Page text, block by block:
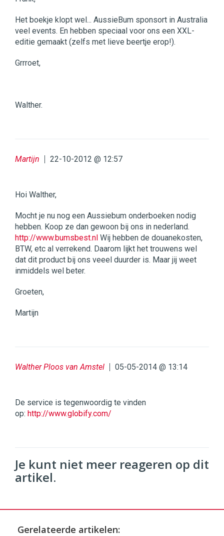
Het boekje klopt wel... AussieBum sponsort in Australia
veel events. En hebben speciaal voor ons een XXL-
editie gemaakt (zelfs met lieve beertje erop!).
Grrroet,
Walther.
Martijn 22-10-2012 @ 12:57
Hoi Walther,
Mocht je nu nog een Aussiebum onderboeken nodig
hebben. Koop ze dan gewoon bij ons in nederland.
http://www.bumsbest.nl Wij hebben de douanekosten,
BTW, etc al verrekend. Daarom lijkt het trouwens wel
dat dit product bij ons veeel duurder is. Maar jij weet
inmiddels wel beter.
Groeten,
Martijn
Walther Ploos van Amstel 05-05-2014 @ 13:14
De service is tegenwoordig te vinden
op: http://www.globify.com/
Je kunt niet meer reageren op dit
artikel.
Gerelateerde artikelen: